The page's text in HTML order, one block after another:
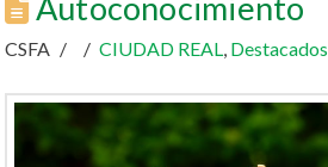
CSFA CIUDAD REAL, Destacados